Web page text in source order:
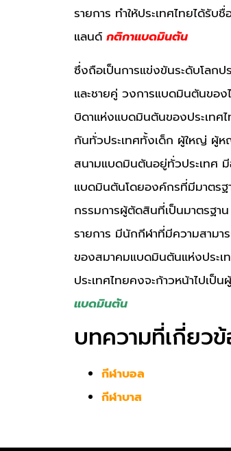
รายการ ทำให้ประเทศไทยได้รั
แลนด์ กติกาแบดมินตัน
ซึ่งถือเป็นการแข่งขันระดับโลกป
และชายคู่ วงการแบดมินตันข
บิดาแห่งแบดมินตันของประเทศ
กันทั่วประเทศทั้งเด็ก ผู้ใหญ่ ผู้ห
สนามแบดมินตันอยู่ทั่วประเทศ
แบดมินตันโดยองค์กรที่มีมาตรฐ
กรรมการผู้ตัดสินที่เป็นมาตรฐา
รายการ มีนักกีฬาที่มีความสาม
ของสมาคมแบดมินตันแห่งประเ
ประเทศไทยคงจะก้าวหน้าไปเป็
แบดมินตัน
บทความที่เกี่ยว
กีฬาบอล
กีฬาบาส